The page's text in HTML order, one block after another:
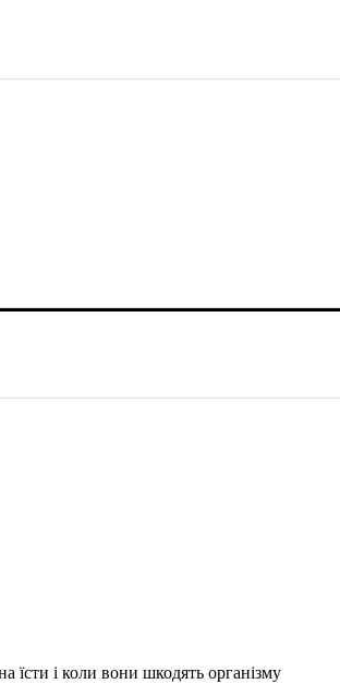
їсти і коли вони шкодять організму